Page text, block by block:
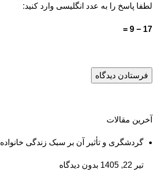
لطفا پاسخ را به عدد انگلیسی وارد کنید:
17 − 9 =
آخرین مقالات
گردشگری و تأثیر آن بر سبک زندگی خانواده
تیر 22, 1405 بدون دیدگاه